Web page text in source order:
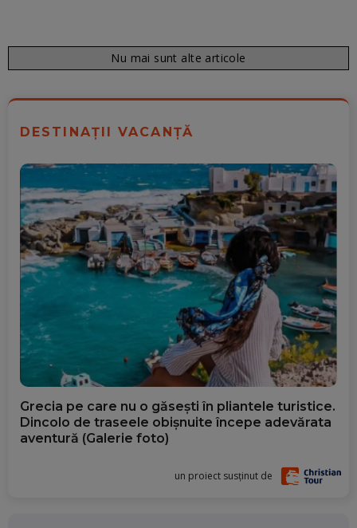
Nu mai sunt alte articole
DESTINAȚII VACANȚĂ
Grecia pe care nu o găsești în pliantele turistice.
Dincolo de traseele obișnuite începe adevărata
aventură (Galerie foto)
un proiect susținut de